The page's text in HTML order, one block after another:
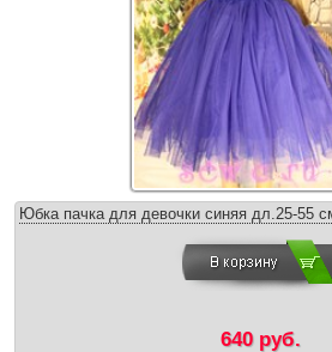
Юбка пачка для девочки синяя дл.25-55
640 руб.